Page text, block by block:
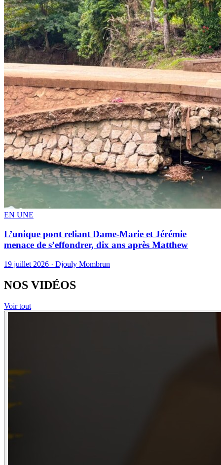
EN UNE
L’unique pont reliant Dame-Marie et Jérémie
menace de s’effondrer, dix ans après Matthew
19 juillet 2026 · Djouly Mombrun
NOS VIDÉOS
Voir tout